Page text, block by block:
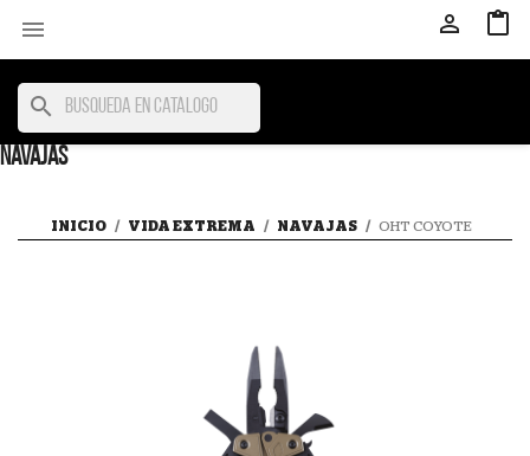
  
search
NAVAJAS
INICIO VIDA EXTREMA NAVAJAS OHT COYOTE